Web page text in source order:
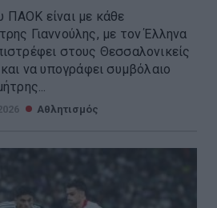
ΠΑΟΚ είναι με κάθε
Γιαννούλης, με τον Έλληνα
στους Θεσσαλονικείς
να υπογράφει συμβόλαιο
Αθλητισμός